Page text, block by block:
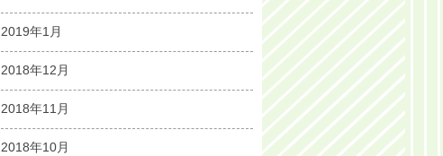
2019年1月
2018年12月
2018年11月
2018年10月